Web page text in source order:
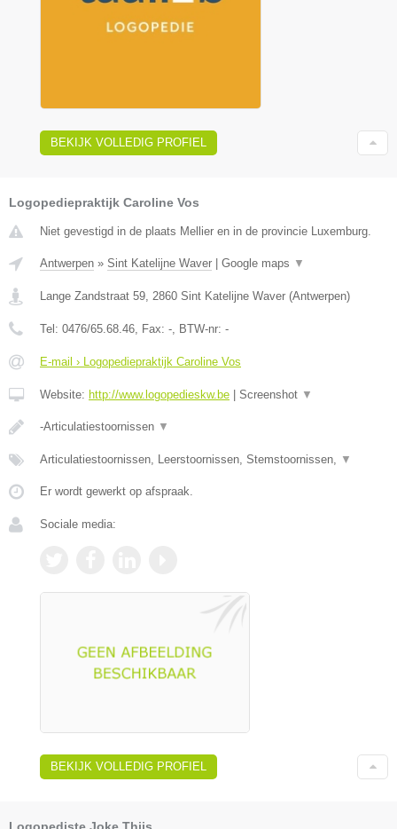
BEKIJK VOLLEDIG PROFIEL
Logopediepraktijk Caroline Vos
Niet gevestigd in de plaats Mellier en in de provincie Luxemburg.
Antwerpen » Sint Katelijne Waver Google maps ▼
Lange Zandstraat 59, 2860 Sint Katelijne Waver (Antwerpen)
Tel: 0476/65.68.46, Fax: -, BTW-nr: -
E-mail › Logopediepraktijk Caroline Vos
Website: http://www.logopedieskw.be Screenshot ▼
-Articulatiestoornissen ▼
Articulatiestoornissen, Leerstoornissen, Stemstoornissen, ▼
Er wordt gewerkt op afspraak.
Sociale media:
BEKIJK VOLLEDIG PROFIEL
Logopediste Joke Thijs